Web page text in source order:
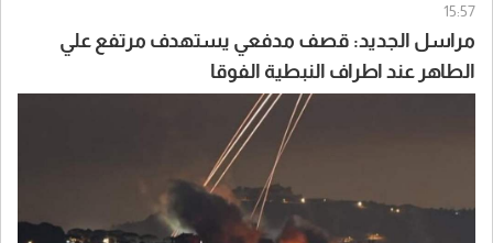
15:57
مراسل الجديد: قصف مدفعي يستهدف مرتفع علي
الطاهر عند اطراف النبطية الفوقا